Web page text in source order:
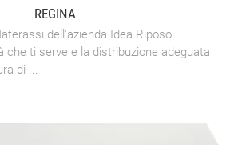
REGINA
dell'azienda Idea Riposo
che ti serve e la distribuzione adeguata
di ...